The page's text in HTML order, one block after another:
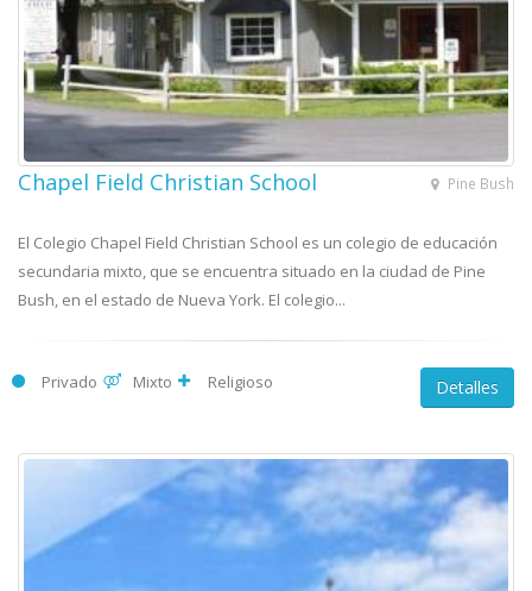
Pine Bush
Chapel Field Christian School
El Colegio Chapel Field Christian School es un colegio de educación
secundaria mixto, que se encuentra situado en la ciudad de Pine
Bush, en el estado de Nueva York. El colegio...
Detalles
Privado Mixto Religioso